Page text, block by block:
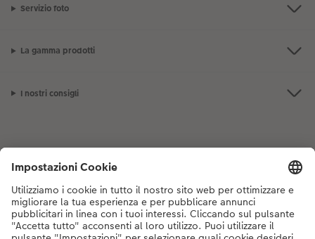
Servizio foto
La gamma prodotti
I nostri consigli
Se hai domande sui prodotti o sull'ordine, non esitare a contattarci dal
lunedì alla domenica dalle 9:00 alle 20:00 (esclusi i giorni festivi) al
numero di telefono044 499 10 35 dal lunedì alla domenica, dalle 9:00 alle